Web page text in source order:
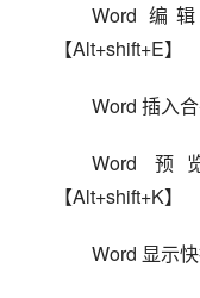
Word 编
【Alt+shift+E】
Word 插入
Word
【Alt+shift+K】
Word 显示